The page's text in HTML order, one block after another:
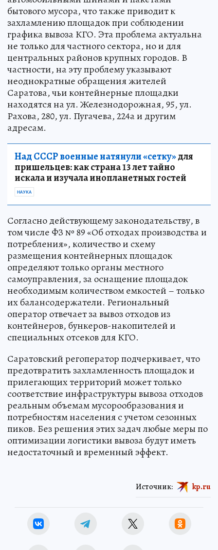
бытового мусора, что также приводит к
захламлению площадок при соблюдении
графика вывоза КГО. Эта проблема актуальна
не только для частного сектора, но и для
центральных районов крупных городов. В
частности, на эту проблему указывают
неоднократные обращения жителей
Саратова, чьи контейнерные площадки
находятся на ул. Железнодорожная, 95, ул.
Рахова, 280, ул. Пугачева, 224а и другим
адресам.
Над СССР военные натянули «сетку»для
пришельцев: как страна 13 лет тайно
искала и изучала инопланетных гостей
НАУКА
Согласно действующему законодательству, в
том числе ФЗ № 89 «Об отходах производства и
потребления», количество и схему
размещения контейнерных площадок
определяют только органы местного
самоуправления, за оснащение площадок
необходимым количеством емкостей – только
их балансодержатели. Региональный
оператор отвечает за вывоз отходов из
контейнеров, бункеров-накопителей и
специальных отсеков для КГО.
Саратовский регоператор подчеркивает, что
предотвратить захламленность площадок и
прилегающих территорий может только
соответствие инфраструктуры вывоза отходов
реальным объемам мусорообразования и
потребностям населения с учетом сезонных
пиков. Без решения этих задач любые меры по
оптимизации логистики вывоза будут иметь
недостаточный и временный эффект.
Источник: kp.ru